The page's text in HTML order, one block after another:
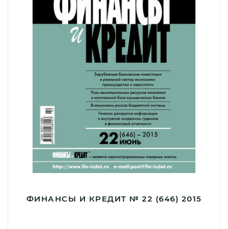
ФИНАНСЫ И КРЕДИТ № 22 (646) 2015